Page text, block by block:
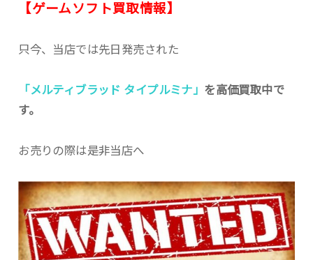
【ゲームソフト買取情報】
只今、当店では先日発売された
「メルティブラッド タイプルミナ」 を高価買取中で
す。
お売りの際は是非当店へ